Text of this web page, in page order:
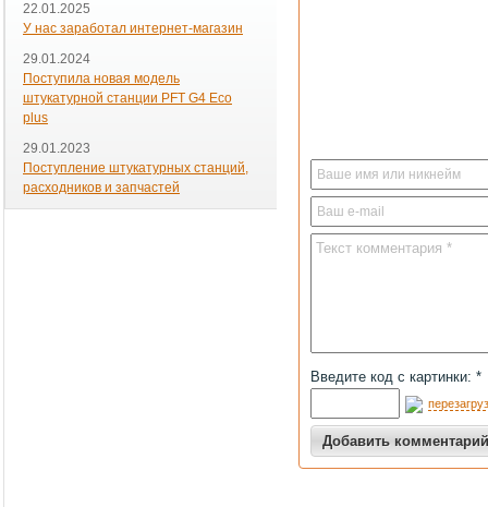
Введите код с картинки: *
22.01.2025
У нас заработал интернет-магазин
29.01.2024
Поступила новая модель
штукатурной станции PFT G4 Eco
plus
29.01.2023
Поступление штукатурных станций,
расходников и запчастей